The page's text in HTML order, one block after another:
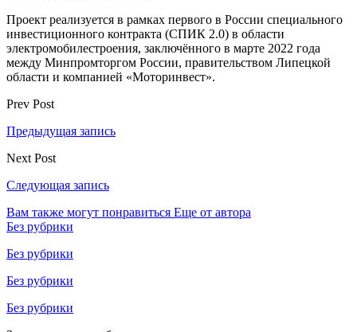
Проект реализуется в рамках первого в России специального
инвестиционного контракта (СПИК 2.0) в области
электромобилестроения, заключённого в марте 2022 года
между Минпромторгом России, правительством Липецкой
области и компанией «Моторинвест».
Prev Post
Предыдущая запись
Next Post
Следующая запись
Вам также могут понравиться Еще от автора
Без рубрики
Без рубрики
Без рубрики
Без рубрики